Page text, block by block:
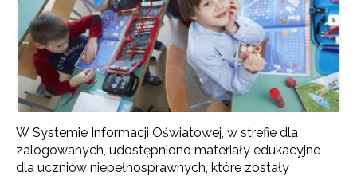
W Systemie Informacji Oświatowej, w strefie dla
zalogowanych, udostępniono materiały edukacyjne
dla uczniów niepełnosprawnych, które zostały